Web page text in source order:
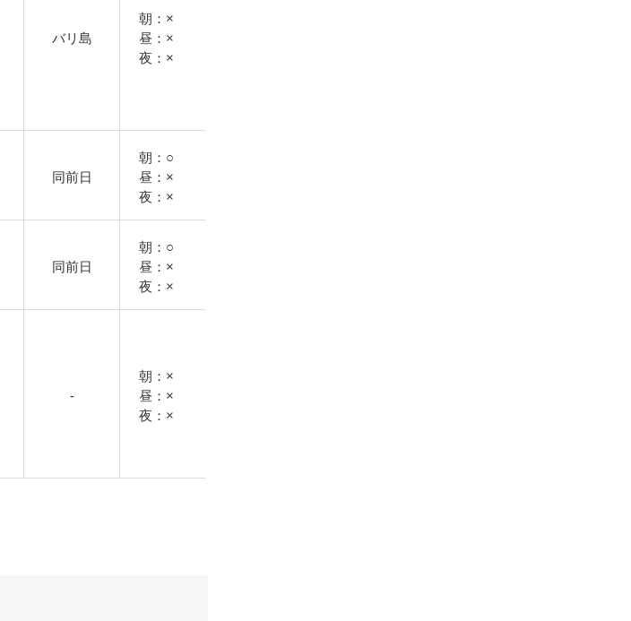
バリ島
朝：×
昼：×
夜：×
同前日
朝：○
昼：×
夜：×
同前日
朝：○
昼：×
夜：×
-
朝：×
昼：×
夜：×